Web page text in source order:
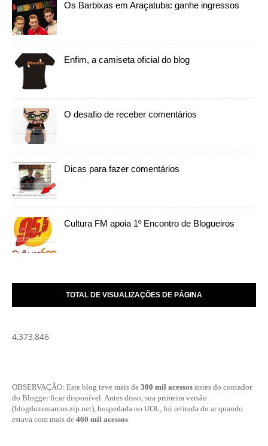
Os Barbixas em Araçatuba: ganhe ingressos
Enfim, a camiseta oficial do blog
O desafio de receber comentários
Dicas para fazer comentários
Cultura FM apoia 1º Encontro de Blogueiros
TOTAL DE VISUALIZAÇÕES DE PÁGINA
4,373,846
OBSERVAÇÃO: Este blog teve mais de 300 mil acessos antes do contador
do Blogger ficar disponível. Antes disso, sua primeira versão
(blogdozemarcos.zip.net), hospedada no UOL, foi retirada do ar quando
estava com mais de 460 mil acessos.